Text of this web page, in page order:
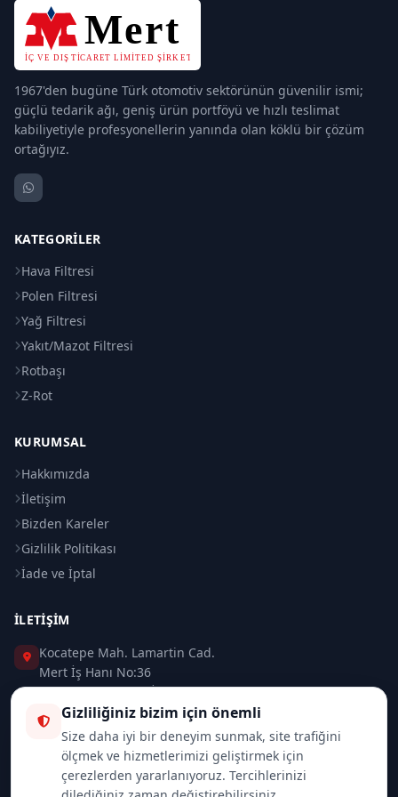
1967'den bugüne Türk otomotiv sektörünün güvenilir ismi;
güçlü tedarik ağı, geniş ürün portföyü ve hızlı teslimat
kabiliyetiyle profesyonellerin yanında olan köklü bir çözüm
ortağıyız.
KATEGORILER
Hava Filtresi
Polen Filtresi
Yağ Filtresi
Yakıt/Mazot Filtresi
Rotbaşı
Z-Rot
KURUMSAL
Hakkımızda
İletişim
Bizden Kareler
Gizlilik Politikası
İade ve İptal
İLETIŞIM
Kocatepe Mah. Lamartin Cad.
Mert İş Hanı No:36
Taksim / Beyoğlu / İSTANBUL
0 (212) 235 37 83
0 (532) 418 08 46
Gizliliğiniz bizim için önemli
Size daha iyi bir deneyim sunmak, site trafiğini
ölçmek ve hizmetlerimizi geliştirmek için
çerezlerden yararlanıyoruz. Tercihlerinizi